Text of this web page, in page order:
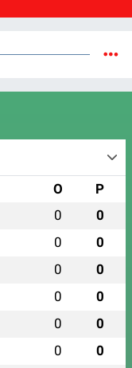
O P
0 0
0 0
0 0
0 0
0 0
0 0